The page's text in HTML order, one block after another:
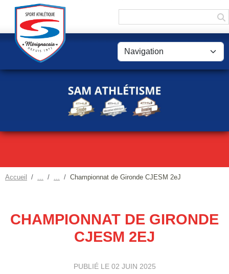
Accueil Championnat de Gironde CJESM 2eJ
CHAMPIONNAT DE GIRONDE
CJESM 2EJ
PUBLIÉ LE 02 JUIN 2025
Panneau de gestion des cookies